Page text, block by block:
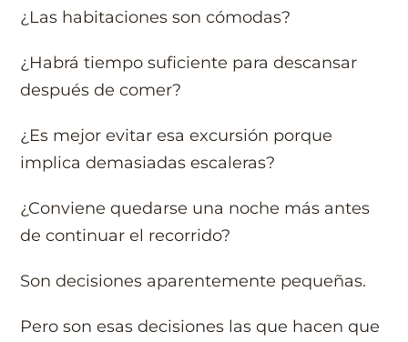
¿Las habitaciones son cómodas?
¿Habrá tiempo suficiente para descansar
después de comer?
¿Es mejor evitar esa excursión porque
implica demasiadas escaleras?
¿Conviene quedarse una noche más antes
de continuar el recorrido?
Son decisiones aparentemente pequeñas.
Pero son esas decisiones las que hacen que